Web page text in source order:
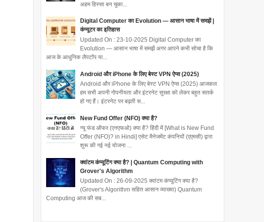
अहम हिस्सा बन चुका...
Digital Computer का Evolution — आसान भाषा में समझें |
कंप्यूटर का इतिहास
Updated On : 23-10-2025 Digital Computer का
Evolution — आसान भाषा में समझें अगर आपने कभी सोचा है कि
आज के आधुनिक लैपटॉप या...
Android और iPhone के लिए बेस्ट VPN ऐप्स (2025)
Android और iPhone के लिए बेस्ट VPN ऐप्स (2025) आजकल
हम सभी अपनी गोपनीयता और इंटरनेट सुरक्षा को लेकर बहुत सतर्क
हो गए हैं। इंटरनेट पर बढ़ती स...
New Fund Offer (NFO) क्या है?
न्यू फंड ऑफर (एनएफओ) क्या है? हिंदी में [What is New Fund
Offer (NFO)? in Hindi] एसेट मैनेजमेंट कंपनियों (एएमसी) द्वारा
शुरू की गई नई योजना ...
क्वांटम कंप्यूटिंग क्या है? | Quantum Computing with
Grover's Algorithm
Updated On : 26-09-2025 क्वांटम कंप्यूटिंग क्या है?
(Grover's Algorithm सहित आसान व्याख्या) Quantum
Computing आज की सब...